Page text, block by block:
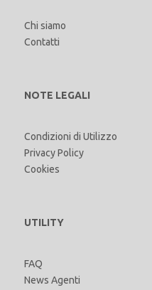
Chi siamo
Contatti
NOTE LEGALI
Condizioni di Utilizzo
Privacy Policy
Cookies
UTILITY
FAQ
News Agenti